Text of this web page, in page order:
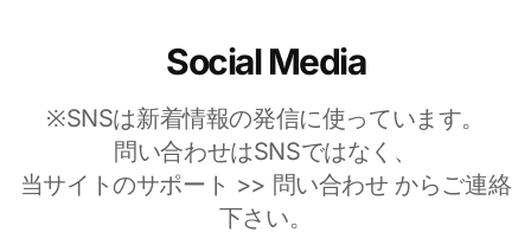
Social Media
※SNSは新着情報の発信に使っています。
問い合わせはSNSではなく、
当サイトのサポート >> 問い合わせ からご連絡
下さい。